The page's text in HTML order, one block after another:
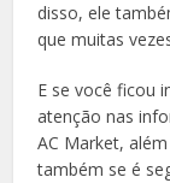
disso, ele
que muitas
E se você ficou
atenção nas
AC Market,
também se é